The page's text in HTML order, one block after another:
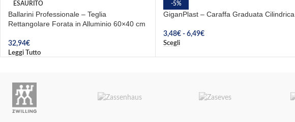
ESAURITO
Ballarini Professionale – Teglia
Rettangolare Forata in Alluminio 60×40 cm
32,94€
Leggi Tutto
-5%
GiganPlast – Caraffa Graduata Cilindrica
3,48€ - 6,49€
Scegli